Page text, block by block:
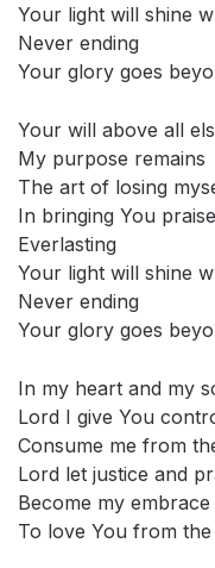
Your light will shine
Never ending
Your glory goes
Your will above all
My purpose remains
The art of losing
In bringing You praise
Everlasting
Your light will shine
Never ending
Your glory goes
In my heart and my
Lord I give You
Consume me from
Lord let justice and
Become my embrace
To love You from